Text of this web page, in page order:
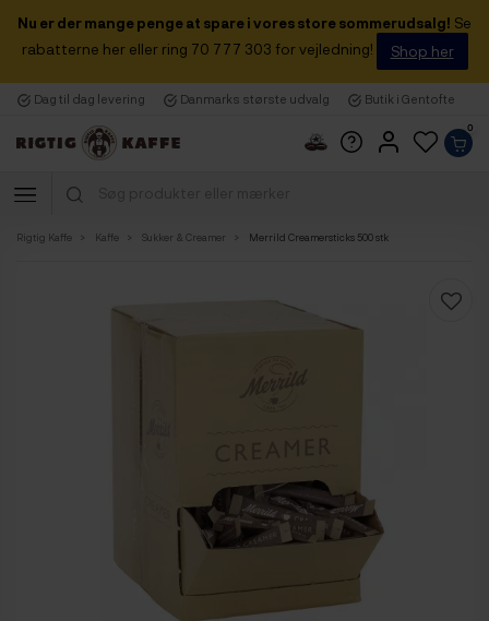
Nu er der mange penge at spare i vores store sommerudsalg! Se
rabatterne her eller ring 70 777 303 for vejledning!
Shop her
Dag til dag levering Danmarks største udvalg Butik i Gentofte
0
Rigtig Kaffe Kaffe Sukker & Creamer Merrild Creamersticks 500 stk